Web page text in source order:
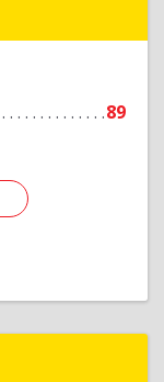
89